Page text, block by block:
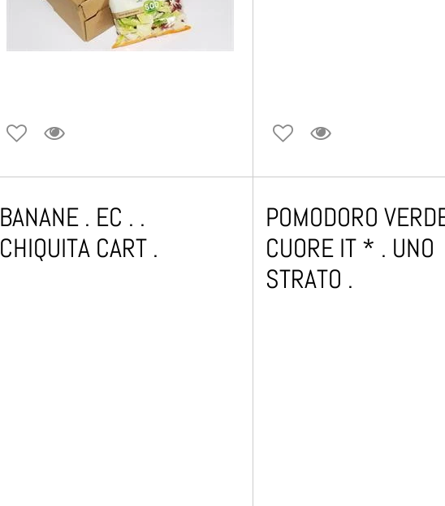
BANANE . EC . .
CHIQUITA CART .
POMODORO
CUORE IT * . UNO
STRATO .